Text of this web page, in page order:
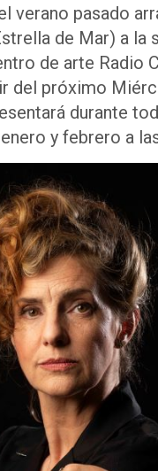
verano pasado
de Mar) a la
de arte Radio
del próximo
durante
y febrero a